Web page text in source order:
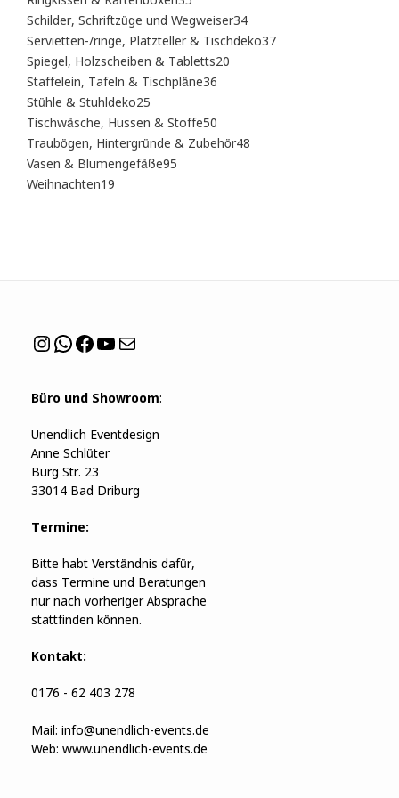
Produkte
Schilder, Schriftzüge und Wegweiser3434
Produkte
Servietten-/ringe, Platzteller & Tischdeko3737
Spiegel, Holzscheiben & Tabletts20
Staffelein, Tafeln & Tischpläne36
Stühle & Stuhldeko25
Produkte
Tischwäsche, Hussen & Stoffe50
Produkte
Traubögen, Hintergründe & Zubehör48
Vasen & Blumengefäße95
Weihnachten19
Instagram
WhatsApp
Facebook
YouTube
Mail
Büro und Showroom:
Unendlich Eventdesign
Anne Schlüter
Burg Str. 23
33014 Bad Driburg
Termine:
Bitte habt Verständnis dafür,
dass Termine und Beratungen
nur nach vorheriger Absprache
stattfinden können.
Kontakt:
0176 - 62 403 278
Mail: info@unendlich-events.de
Web: www.unendlich-events.de